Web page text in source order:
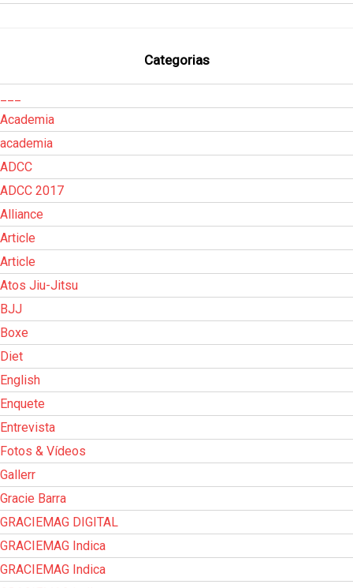
Categorias
Academia
academia
ADCC
ADCC 2017
Alliance
Article
Article
Atos Jiu-Jitsu
BJJ
Boxe
Diet
English
Enquete
Entrevista
Fotos & Vídeos
Gallerr
Gracie Barra
GRACIEMAG DIGITAL
GRACIEMAG Indica
GRACIEMAG Indica